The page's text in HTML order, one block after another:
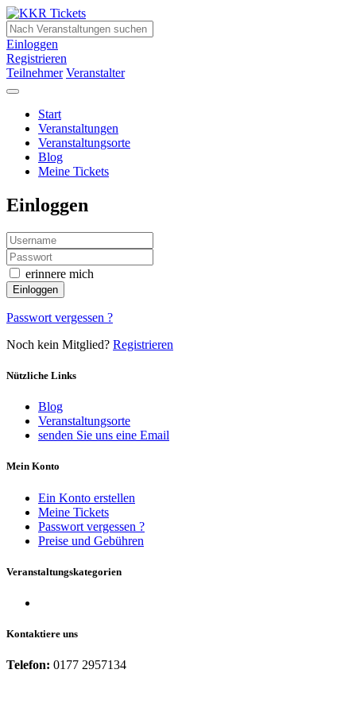
Einloggen
Registrieren
Teilnehmer Veranstalter
Start
Veranstaltungen
Veranstaltungsorte
Blog
Meine Tickets
Einloggen
erinnere mich
Einloggen
Passwort vergessen ?
Noch kein Mitglied? Registrieren
Nützliche Links
Blog
Veranstaltungsorte
senden Sie uns eine Email
Mein Konto
Ein Konto erstellen
Meine Tickets
Passwort vergessen ?
Preise und Gebühren
Veranstaltungskategorien
Kontaktiere uns
Telefon: 0177 2957134